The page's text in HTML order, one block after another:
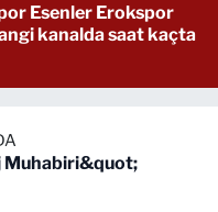
Esenler Erokspor
kanalda saat kaçta